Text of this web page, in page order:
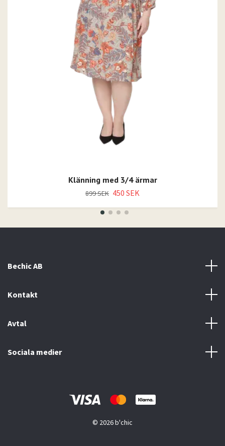
Klänning med 3/4 ärmar
899 SEK 450 SEK
Bechic AB
Kontakt
Avtal
Sociala medier
© 2026 b'chic